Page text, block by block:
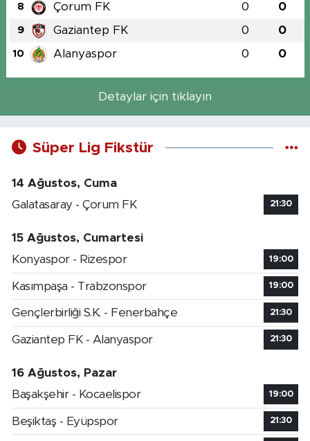
8 Çorum FK 0 0
9 Gaziantep FK 0 0
10 Alanyaspor 0 0
Detaylar için tıklayın
Süper Lig Fikstür
14 Ağustos, Cuma
Galatasaray - Çorum FK
21:30
15 Ağustos, Cumartesi
Konyaspor - Rizespor
19:00
Kasımpaşa - Trabzonspor 19:00
Gençlerbirliği S.K. - Fenerbahçe 21:30
Gaziantep FK - Alanyaspor 21:30
16 Ağustos, Pazar
Başakşehir - Kocaelispor
19:00
Beşiktaş - Eyüpspor 21:30